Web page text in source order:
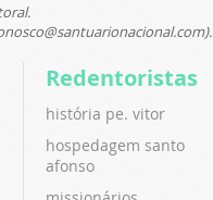
Redentoristas
história pe. vitor
hospedagem santo
afonso